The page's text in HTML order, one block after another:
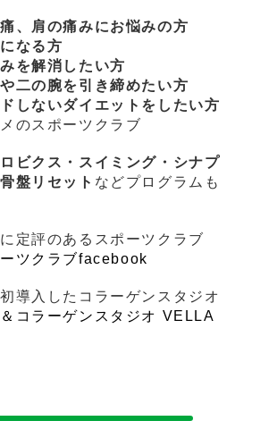
痛、肩の痛みにお悩みの方
なる方
を解消したい方
や二の腕を引き締めたい方
ドしないダイエットをしたい方
のスポーツクラブ
ビクス・スイミング・シナプ
盤リセット などプログラムも
評のあるスポーツクラブ
ツクラブfacebook
入したコラーゲンスタジオ
コラーゲンスタジオ VELLA